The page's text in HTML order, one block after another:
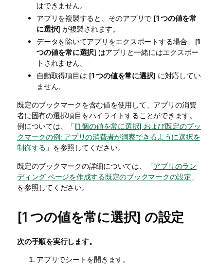
はできません。
アプリを複製すると、そのアプリで [1 つの値を常
に選択] が複製されます。
データを除いてアプリをエクスポートする場合、[1
つの値を常に選択] はアプリと一緒にはエクスポー
トされません。
自動取得項目は [1 つの値を常に選択] に対応してい
ません。
既定のブックマークを含む値を使用して、アプリの消費
者に固有の選択項目をハイライトすることができます。
例については、「[1 個の値を常に選択] および既定のブッ
クマークの例: アプリの消費者が洞察できるように選択を
制御する 」を参照してください。
既定のブックマークの詳細については、「アプリのラン
ディング ページを作成する既定のブックマークの設定 」
を参照してください。
[1 つの値を常に選択] の設定
次の手順を実行します。
アプリでシートを開きます。